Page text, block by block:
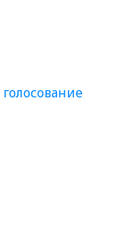
голосование